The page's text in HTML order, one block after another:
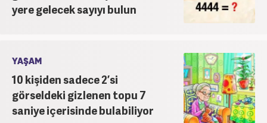
yere gelecek sayıyı bulun
YAŞAM
10 kişiden sadece 2’si
görseldeki gizlenen topu 7
saniye içerisinde bulabiliyor